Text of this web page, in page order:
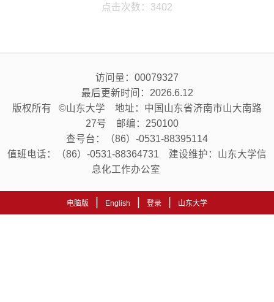
点击次数： 3402
访问量： 00079327
最后更新时间： 2026.6.12
版权所有 ©山东大学 地址：中国山东省济南市山大南路
27号 邮编：250100
查号台：（86）-0531-88395114
值班电话：（86）-0531-88364731 建设维护：山东大学信
息化工作办公室
电脑版 English 登录 山东大学